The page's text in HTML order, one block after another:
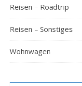
Reisen – Roadtrip
Reisen – Sonstiges
Wohnwagen